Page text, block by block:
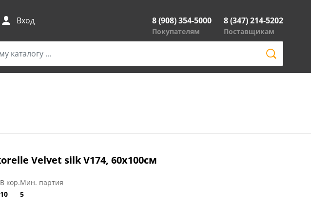
Вход 8 (908) 354-5000
Покупателям
8 (347) 214-5202
Поставщикам
Velvet silk V174, 60x100см
В кор.
10
Мин. партия
5